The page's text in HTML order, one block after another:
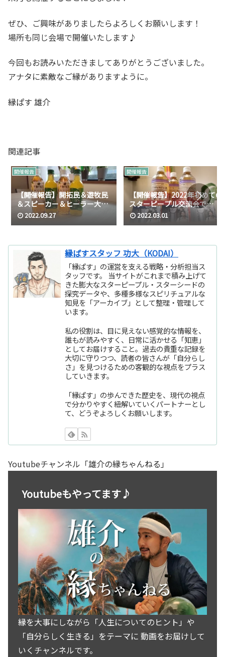
ぜひ、ご興味がありましたらよろしくお願いします！
場所も同じ会場で開催いたします♪
今回もお読みいただきましてありがとうございました。
アナタに素敵なご縁がありますように。
縁ぱす 雄介
関連記事
開催報告
【開催報告】開拓民＆遊牧民
＆スピーカー＆ヒーラー大集
合スペシャル/スターピープル
交流会 in 2022
2022.09.27
開催報告
【開催報告】2022年初めての
スターピープル交流会で
は…？/スターピープル 交流
会 in 2022
2022.03.01
縁ぱすスタッフ 功大（KODAI）
「縁ぱす」の運営を支える戦略・分析担当ス
タッフです。 当サイトがこれまで積み上げて
きた膨大なスターピープル・スターシードの
探究データや、多種多様なスピリチュアルな
知見を「アーカイブ」として整理・管理して
います。
私の役割は、目に見えない感覚的な情報を、
誰もが読みやすく、日常に活かせる「知恵」
としてお届けすること。過去の貴重な記録を
大切に守りつつ、読者の皆さんが「自分らし
さ」を見つけるための客観的な視点をプラス
していきます。
「縁ぱす」の歩んできた歴史を、現代の視点
で分かりやすく紐解いていくパートナーとし
て、どうぞよろしくお願いします。
Youtubeチャンネル「雄介の縁ちゃんねる」
Youtubeもやってます♪
縁を大事にしながら「人生についてのヒント」や
「自分らしく生きる」をテーマに 動画をお届けして
いくチャンネルです。